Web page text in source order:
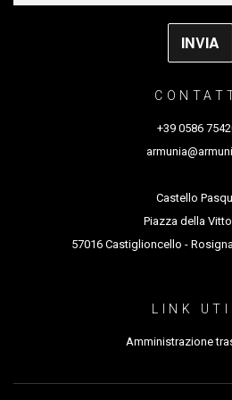
+39 0586
Castello
Piazza della
57016 Castiglioncello -
LINK
Amministrazione